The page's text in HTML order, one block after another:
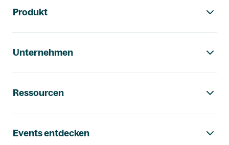
Produkt
Unternehmen
Ressourcen
Events entdecken